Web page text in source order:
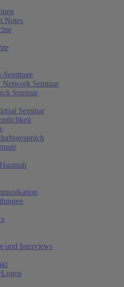
Notes
Seminare
Seminar
Seminar
Seminar
und Interviews
Logos